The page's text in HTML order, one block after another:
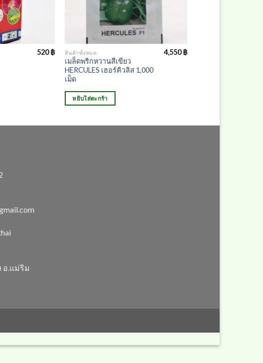
520฿ สินค้าทั้งหมด
เมล็ดพริกหวานสีเขียว
HERCULES เฮอร์คิวลิส 1,000
เม็ด
4,550฿
หยิบใส่ตะกร้า
i
อ.แม่ริม